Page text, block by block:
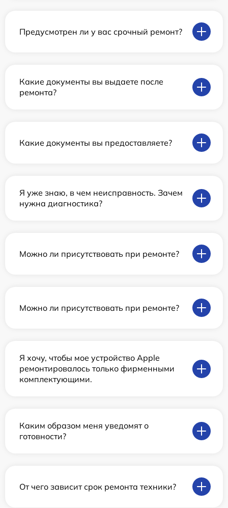
Предусмотрен ли у вас срочный ремонт?
Какие документы вы выдаете после
ремонта?
Какие документы вы предоставляете?
Я уже знаю, в чем неисправность. Зачем
нужна диагностика?
Можно ли присутствовать при ремонте?
Можно ли присутствовать при ремонте?
Я хочу, чтобы мое устройство Apple
ремонтировалось только фирменными
комплектующими.
Каким образом меня уведомят о
готовности?
От чего зависит срок ремонта техники?